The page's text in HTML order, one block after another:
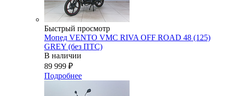
Быстрый просмотр
Мопед VENTO VMC RIVA OFF ROAD 48 (125)
GREY (без ПТС)
В наличии
89 999 ₽
Подробнее